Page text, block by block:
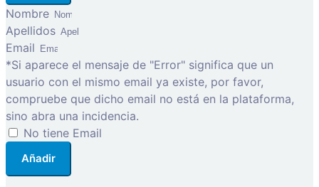
Nombre
Apellidos
Email
*Si aparece el mensaje de "Error" significa que un
usuario con el mismo email ya existe, por favor,
compruebe que dicho email no está en la plataforma,
sino abra una incidencia.
No tiene Email
Añadir